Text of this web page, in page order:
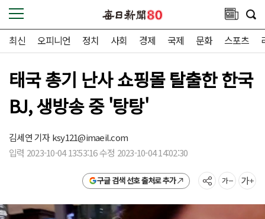
최신 오피니언 정치 사회 경제 국제 문화 스포츠
태국 총기 난사 쇼핑몰 탈출한 한국
BJ, 생방송 중 '탕탕'
김세연 기자ksy121@imaeil.com
입력 2023-10-04 13:53:16 수정 2023-10-04 14:02:30
구글 검색 선호 출처로 추가